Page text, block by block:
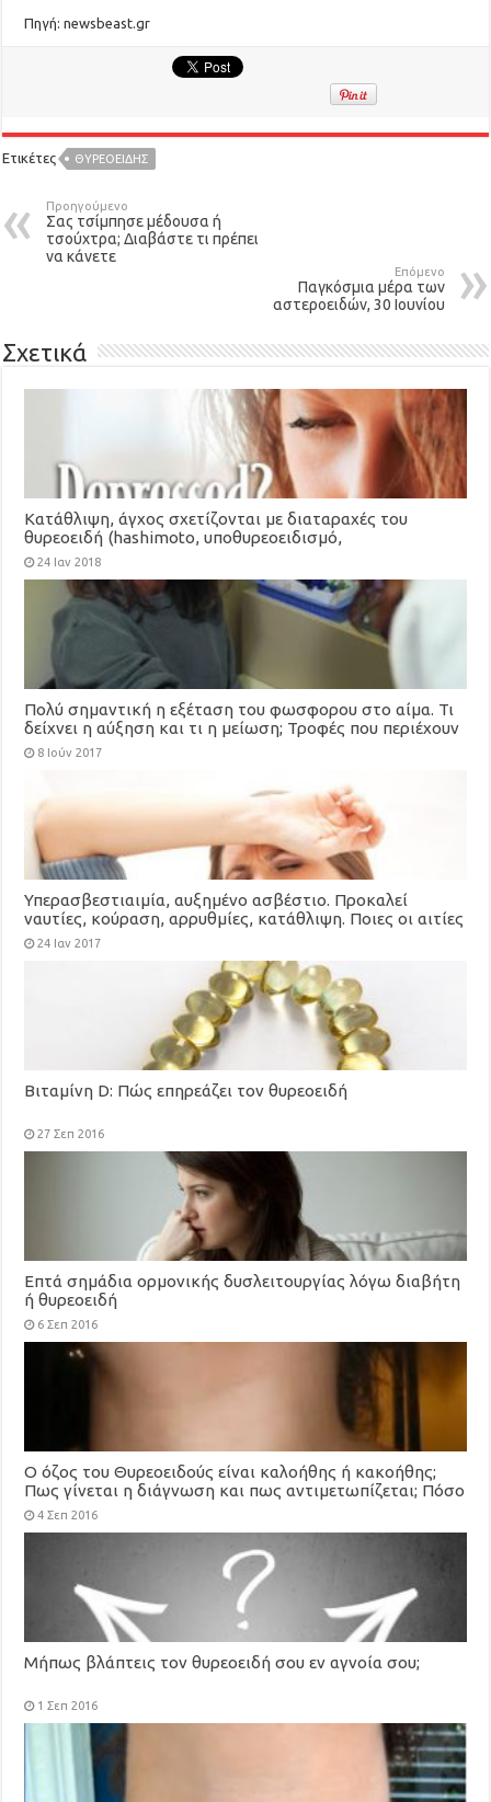
Πηγή: newsbeast.gr
Ετικέτες ΘΥΡΕΟΕΙΔΉΣ
Προηγούμενο
Σας τσίμπησε μέδουσα ή
τσούχτρα; Διαβάστε τι πρέπει
να κάνετε
Επόμενο
Παγκόσμια μέρα των
αστεροειδών, 30 Ιουνίου
Σχετικά
Κατάθλιψη, άγχος σχετίζονται με διαταραχές του
θυρεοειδή (hashimoto, υποθυρεοειδισμό,
υπερθυρεοειδισμό)
24 Ιαν 2018
Πολύ σημαντική η εξέταση του φωσφορου στο αίμα. Τι
δείχνει η αύξηση και τι η μείωση; Τροφές που περιέχουν
φωσφορο
8 Ιούν 2017
Υπερασβεστιαιμία, αυξημένο ασβέστιο. Προκαλεί
ναυτίες, κούραση, αρρυθμίες, κατάθλιψη. Ποιες οι αιτίες
της;24 Ιαν 2017
Βιταμίνη D: Πώς επηρεάζει τον θυρεοειδή
27 Σεπ 2016
Επτά σημάδια ορμονικής δυσλειτουργίας λόγω διαβήτη
ή θυρεοειδή
6 Σεπ 2016
Ο όζος του Θυρεοειδούς είναι καλοήθης ή κακοήθης;
Πως γίνεται η διάγνωση και πως αντιμετωπίζεται; Πόσο
πρέπει να φοβίζει μια διάγνωση καρκίνου του
4 Σεπ 2016
Μήπως βλάπτεις τον θυρεοειδή σου εν αγνοία σου;
1 Σεπ 2016